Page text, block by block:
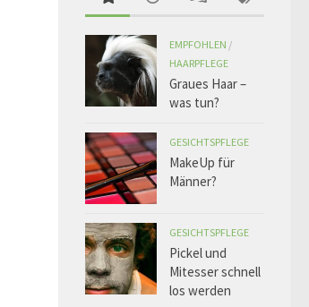
EMPFOHLEN /
HAARPFLEGE
Graues Haar –
was tun?
GESICHTSPFLEGE
MakeUp für
Männer?
GESICHTSPFLEGE
Pickel und
Mitesser schnell
los werden